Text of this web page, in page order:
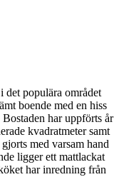
det populära området
boende med en hiss
har uppförts år
kvadratmeter samt
med varsam hand
ligger ett mattlackat
har inredning från